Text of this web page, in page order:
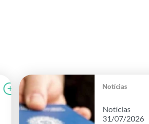
Ler notícia CAMPOLAB Notícias
Notícias
31/07/2026